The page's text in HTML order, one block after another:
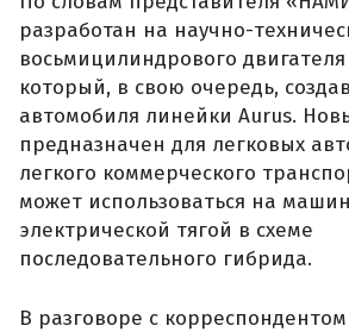
разработан на научно-
восьмицилиндрового
который, в свою очередь,
автомобиля линейки Aurus.
предназначен для легковых
легкого коммерческого
может использоваться на
электрической тягой в схеме
последовательного гибрида.
В разговоре с